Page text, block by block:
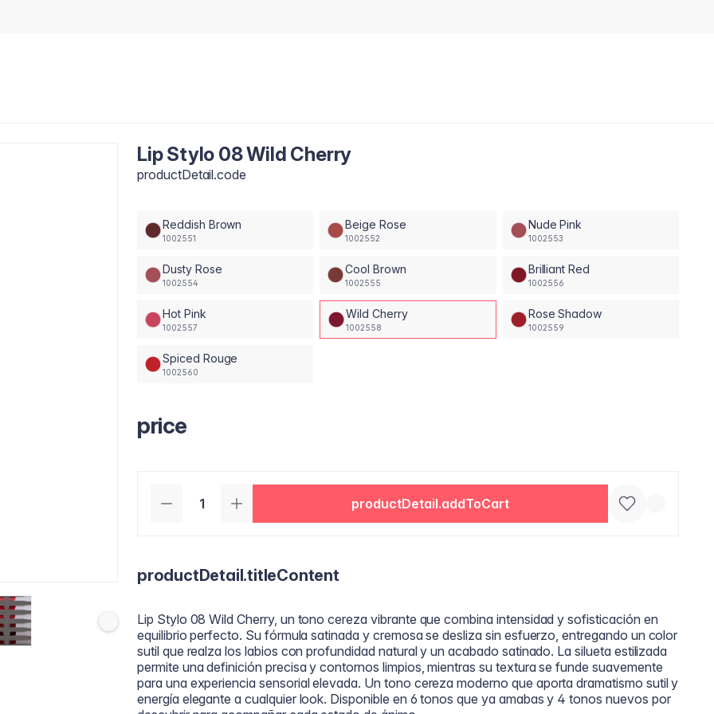
Lip Stylo 08 Wild Cherry
productDetail.code
Reddish Brown
1002551
Beige Rose
1002552
Nude Pink
1002553
Dusty Rose
1002554
Cool Brown
1002555
Brilliant Red
1002556
Hot Pink
1002557
Wild Cherry
1002558
Rose Shadow
1002559
Spiced Rouge
1002560
price
productDetail.addToCart
productDetail.titleContent
Lip Stylo 08 Wild Cherry, un tono cereza vibrante que combina intensidad y sofisticación en
equilibrio perfecto. Su fórmula satinada y cremosa se desliza sin esfuerzo, entregando un color
sutil que realza los labios con profundidad natural y un acabado satinado. La silueta estilizada
permite una definición precisa y contornos limpios, mientras su textura se funde suavemente
para una experiencia sensorial elevada. Un tono cereza moderno que aporta dramatismo sutil y
energía elegante a cualquier look. Disponible en 6 tonos que ya amabas y 4 tonos nuevos por